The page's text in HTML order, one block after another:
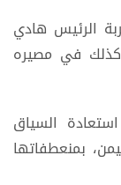
الرئيس هادي
في مصيره
السياق
بمنعطفاتها